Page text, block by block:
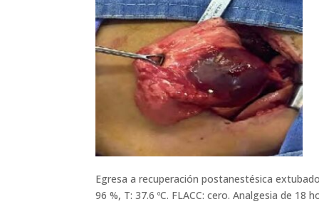
Egresa a recuperación postanestésica
96 %, T: 37.6 ºC. FLACC: cero. Analgesia de